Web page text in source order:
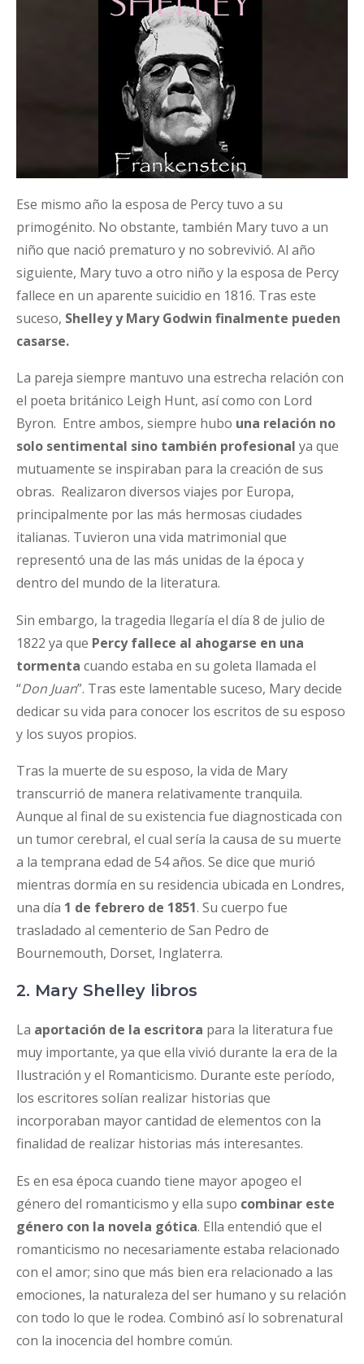
Ese mismo año la esposa de Percy tuvo a su
primogénito. No obstante, también Mary tuvo a un
niño que nació prematuro y no sobrevivió. Al año
siguiente, Mary tuvo a otro niño y la esposa de Percy
fallece en un aparente suicidio en 1816. Tras este
suceso, Shelley y Mary Godwin finalmente pueden
casarse.
La pareja siempre mantuvo una estrecha relación con
el poeta británico Leigh Hunt, así como con Lord
Byron. Entre ambos, siempre hubo una relación no
solo sentimental sino también profesional ya que
mutuamente se inspiraban para la creación de sus
obras. Realizaron diversos viajes por Europa,
principalmente por las más hermosas ciudades
italianas. Tuvieron una vida matrimonial que
representó una de las más unidas de la época y
dentro del mundo de la literatura.
Sin embargo, la tragedia llegaría el día 8 de julio de
1822 ya que Percy fallece al ahogarse en una
tormenta cuando estaba en su goleta llamada el
“Don Juan”. Tras este lamentable suceso, Mary decide
dedicar su vida para conocer los escritos de su esposo
y los suyos propios.
Tras la muerte de su esposo, la vida de Mary
transcurrió de manera relativamente tranquila.
Aunque al final de su existencia fue diagnosticada con
un tumor cerebral, el cual sería la causa de su muerte
a la temprana edad de 54 años. Se dice que murió
mientras dormía en su residencia ubicada en Londres,
una día 1 de febrero de 1851. Su cuerpo fue
trasladado al cementerio de San Pedro de
Bournemouth, Dorset, Inglaterra.
2. Mary Shelley libros
La aportación de la escritora para la literatura fue
muy importante, ya que ella vivió durante la era de la
Ilustración y el Romanticismo. Durante este período,
los escritores solían realizar historias que
incorporaban mayor cantidad de elementos con la
finalidad de realizar historias más interesantes.
Es en esa época cuando tiene mayor apogeo el
género del romanticismo y ella supo combinar este
género con la novela gótica. Ella entendió que el
romanticismo no necesariamente estaba relacionado
con el amor; sino que más bien era relacionado a las
emociones, la naturaleza del ser humano y su relación
con todo lo que le rodea. Combinó así lo sobrenatural
con la inocencia del hombre común.